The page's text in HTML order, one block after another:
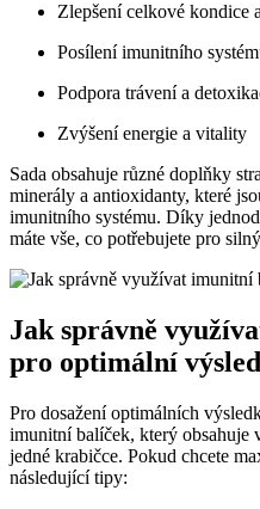
Zlepšení celkové kondice
Posílení imunitního
Podpora trávení a
Zvýšení energie a⁣ vitality
Sada obsahuje různé doplňky
minerály ​a antioxidanty, které
imunitního systému. Díky
máte ⁢vše, co potřebujete pro
Jak správně
pro optimální
Pro dosažení ⁢optimálních
imunitní balíček, který⁢ obsahuje
jedné ​krabičce.​ Pokud chcete
následující tipy: